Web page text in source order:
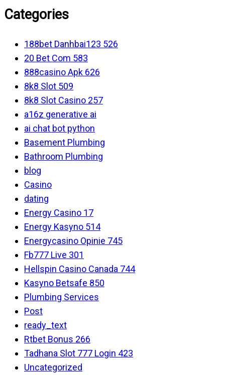
Categories
188bet Danhbai123 526
20 Bet Com 583
888casino Apk 626
8k8 Slot 509
8k8 Slot Casino 257
a16z generative ai
ai chat bot python
Basement Plumbing
Bathroom Plumbing
blog
Casino
dating
Energy Casino 17
Energy Kasyno 514
Energycasino Opinie 745
Fb777 Live 301
Hellspin Casino Canada 744
Kasyno Betsafe 850
Plumbing Services
Post
ready_text
Rtbet Bonus 266
Tadhana Slot 777 Login 423
Uncategorized